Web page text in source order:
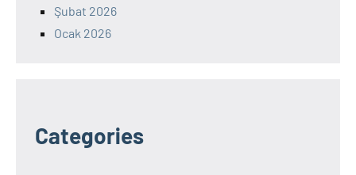
Şubat 2026
Ocak 2026
Categories